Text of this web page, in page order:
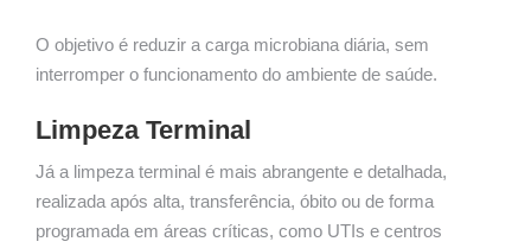
O objetivo é reduzir a carga microbiana diária, sem
interromper o funcionamento do ambiente de saúde.
Limpeza Terminal
Já a limpeza terminal é mais abrangente e detalhada,
realizada após alta, transferência, óbito ou de forma
programada em áreas críticas, como UTIs e centros